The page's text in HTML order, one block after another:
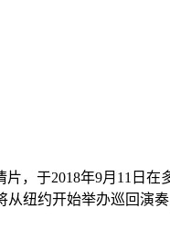
，于2018年9月11
纽约开始举办巡回演